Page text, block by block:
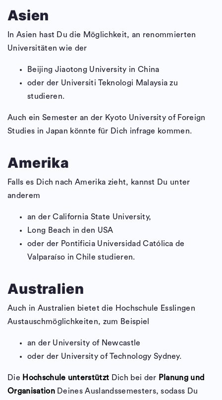
Asien
In Asien hast Du die Möglichkeit, an renommierten
Universitäten wie der
Beijing Jiaotong University in China
oder der Universiti Teknologi Malaysia zu
studieren.
Auch ein Semester an der Kyoto University of Foreign
Studies in Japan könnte für Dich infrage kommen.
Amerika
Falls es Dich nach Amerika zieht, kannst Du unter
anderem
an der California State University,
Long Beach in den USA
oder der Pontificia Universidad Católica de
Valparaíso in Chile studieren.
Australien
Auch in Australien bietet die Hochschule Esslingen
Austauschmöglichkeiten, zum Beispiel
an der University of Newcastle
oder der University of Technology Sydney.
Die Hochschule unterstützt Dich bei der Planung und
OrganisationDeines Auslandssemesters, sodass Du